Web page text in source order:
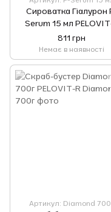
Сироватка Гіалурон
Serum 15 мл
811 грн
Немає в наявності
Артикул: Diamond